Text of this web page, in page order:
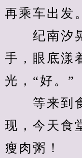
再乘车出发
纪南汐晃
手，眼底漾
光，“好。”
等来到食
现，今天食
瘦肉粥！